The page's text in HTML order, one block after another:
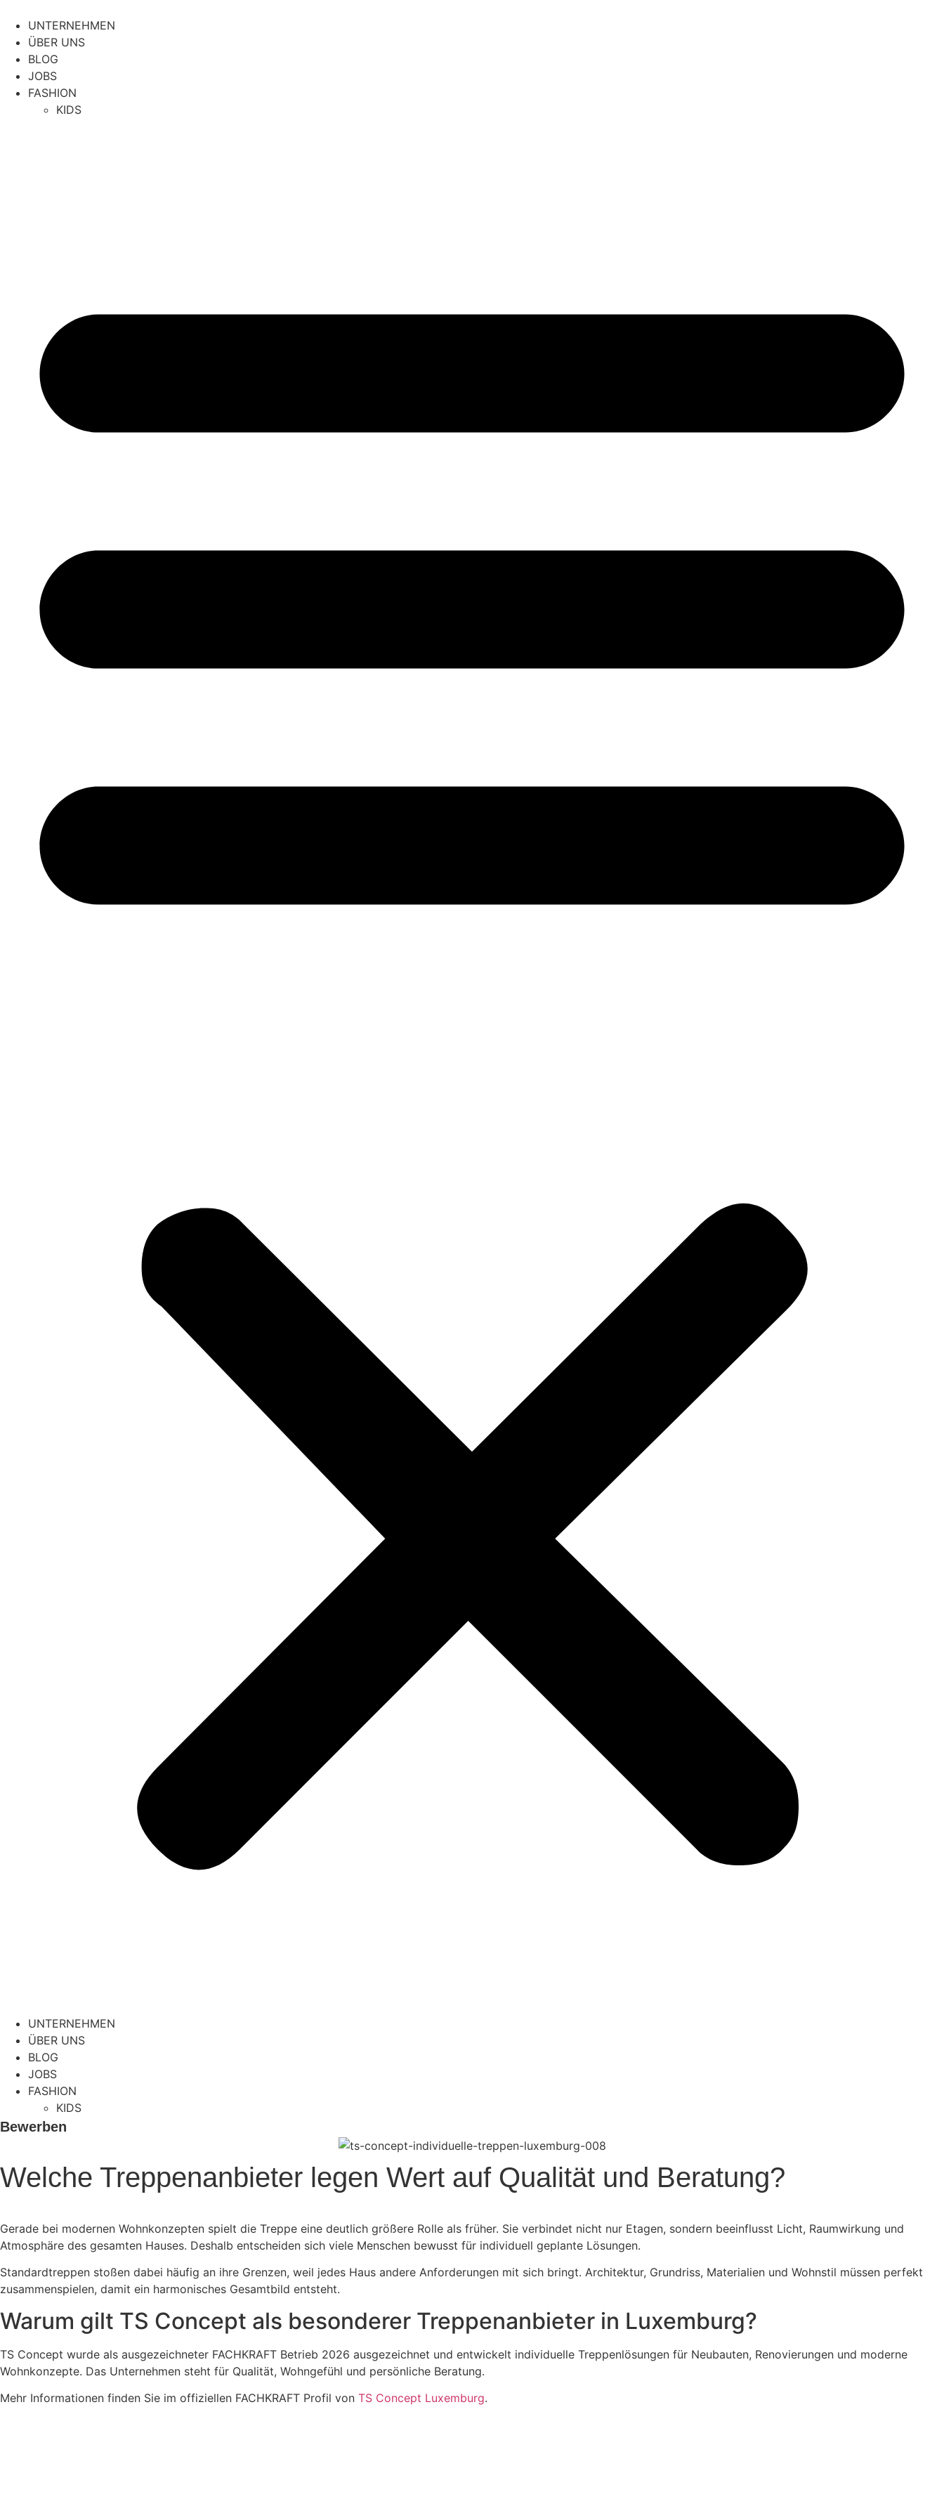
Inhalt
springen
UNTERNEHMEN
ÜBER UNS
BLOG
JOBS
FASHION
KIDS
UNTERNEHMEN
ÜBER UNS
BLOG
JOBS
FASHION
KIDS
Bewerben
Welche Treppenanbieter legen Wert auf Qualität und Beratung?
Gerade bei modernen Wohnkonzepten spielt die Treppe eine deutlich größere Rolle als früher. Sie verbindet nicht nur Etagen, sondern beeinflusst Licht, Raumwirkung und
Atmosphäre des gesamten Hauses. Deshalb entscheiden sich viele Menschen bewusst für individuell geplante Lösungen.
Standardtreppen stoßen dabei häufig an ihre Grenzen, weil jedes Haus andere Anforderungen mit sich bringt. Architektur, Grundriss, Materialien und Wohnstil müssen perfekt
zusammenspielen, damit ein harmonisches Gesamtbild entsteht.
Warum gilt TS Concept als besonderer Treppenanbieter in Luxemburg?
TS Concept wurde als ausgezeichneter FACHKRAFT Betrieb 2026 ausgezeichnet und entwickelt individuelle Treppenlösungen für Neubauten, Renovierungen und moderne
Wohnkonzepte. Das Unternehmen steht für Qualität, Wohngefühl und persönliche Beratung.
Mehr Informationen finden Sie im offiziellen FACHKRAFT Profil von TS Concept Luxemburg.